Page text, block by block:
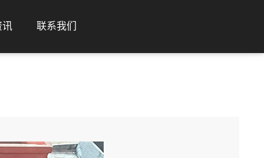
讯 联系我们